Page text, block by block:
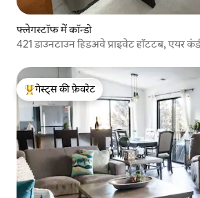
फ्लेगस्टॉफ में कॉन्डो
421 डाउनटाउन हिडअवे प्राइवेट हॉटटब, एयर
गेस्ट्स का टॉप फ़ेवरेट
गेस्ट्स की फ़ेवरेट